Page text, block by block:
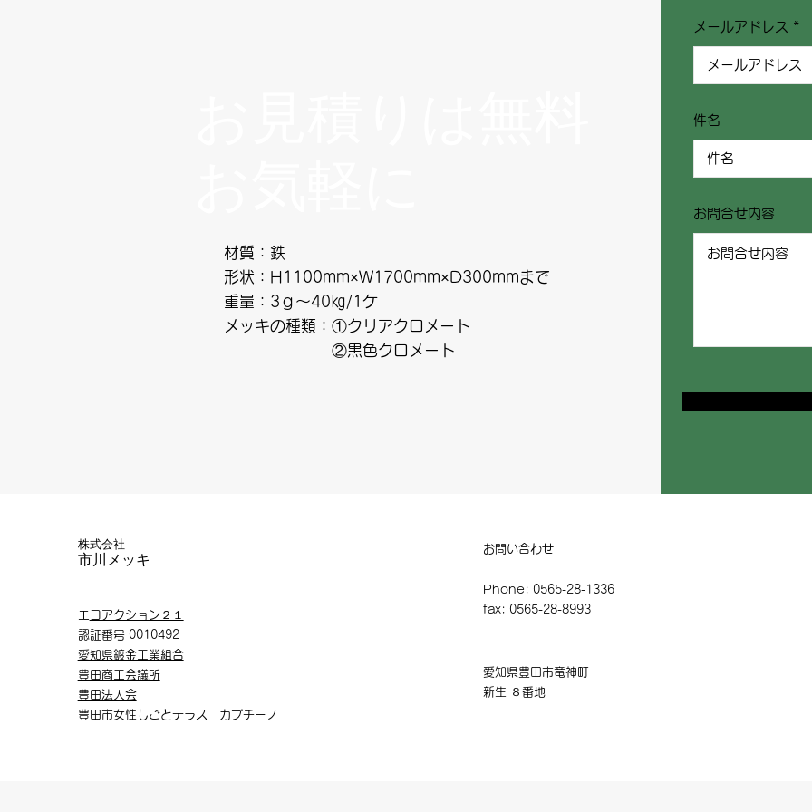
材質：鉄
形状：H1100mm×W1700mm×D300mmまで
重量：3ｇ～40㎏/1ケ
メッキの種類：①クリアクロメート
​ ②黒色クロメート
メールアドレス
件名
お問合せ内容
株式会社
​市川メッキ
​エコアクション２１
認証番号 0010492
愛知県鍍金工業組合
豊田商工会議所
豊田法人会
​豊田市女性しごとテラス カプチーノ
お問い合わせ
Phone: 0565-28-1336
fax: 0565-28-8993
愛知県豊田市竜神町
​新生 ８番地